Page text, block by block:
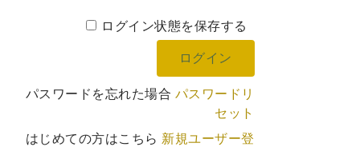
ログイン状態を保存する
パスワードを忘れた場合 パスワードリ
セット
はじめての方はこちら 新規ユーザー登